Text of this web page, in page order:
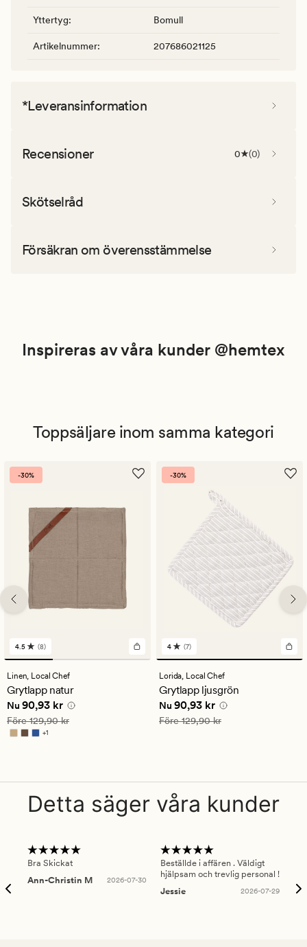
Yttertyg: Bomull
Artikelnummer: 207686021125
*Leveransinformation
Recensioner 0 (0)
Skötselråd
Försäkran om överensstämmelse
Inspireras av våra kunder @hemtex
Toppsäljare inom samma kategori
-30%
8
omdömen
med
ett
genomsnittligt
betyg
på
4.5
4.5 (8)
Linen, Local Chef
Grytlapp natur
Nuvarande pris
Nu 90,93 kr
Ordinarie pris 129,90 kr
Före129,90 kr
+1
Finns i fler färger
-30%
7
omdömen
med
ett
genomsnittligt
betyg
på
4
4 (7)
Lorida, Local Chef
Grytlapp ljusgrön
Nuvarande pris
Nu 90,93 kr
Ordinarie pris 129,90 kr
Före129,90 kr
Detta säger våra kunder
Bra Skickat
Ann-Christin M
2026-07-30
Beställde i affären . Väldigt
hjälpsam och trevlig personal !
Jessie
2026-07-29